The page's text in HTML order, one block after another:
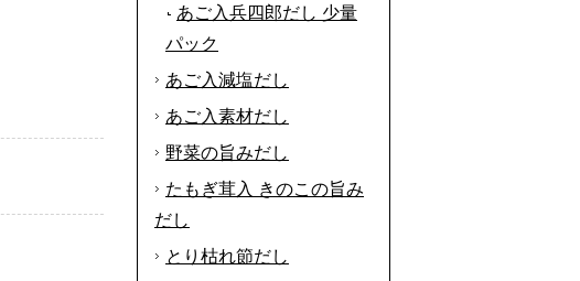
あご入兵四郎だし 少量
パック
あご入減塩だし
あご入素材だし
野菜の旨みだし
たもぎ茸入 きのこの旨み
だし
とり枯れ節だし